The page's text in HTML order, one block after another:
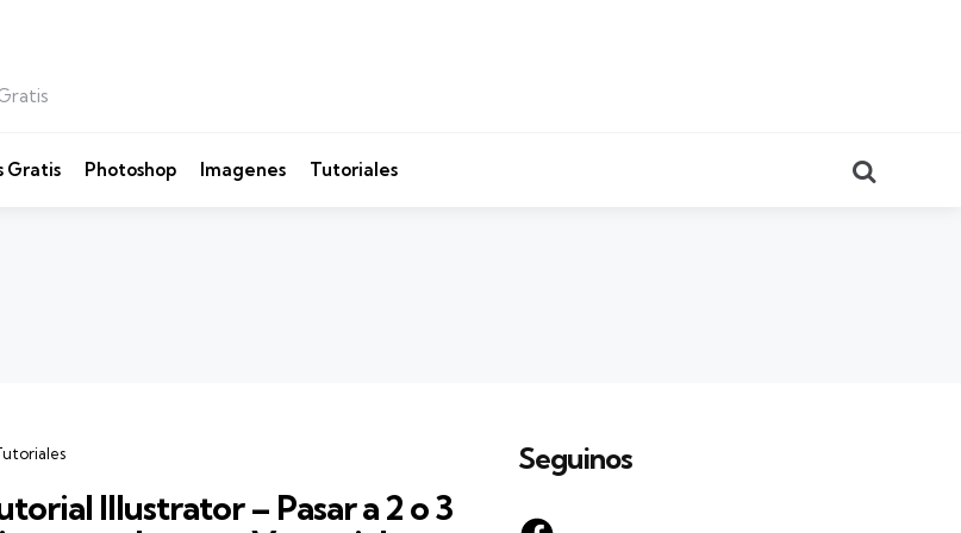
Gratis Photoshop Imagenes Tutoriales
Illustrator – Pasar a 2 o 3
Seguinos
Facebook